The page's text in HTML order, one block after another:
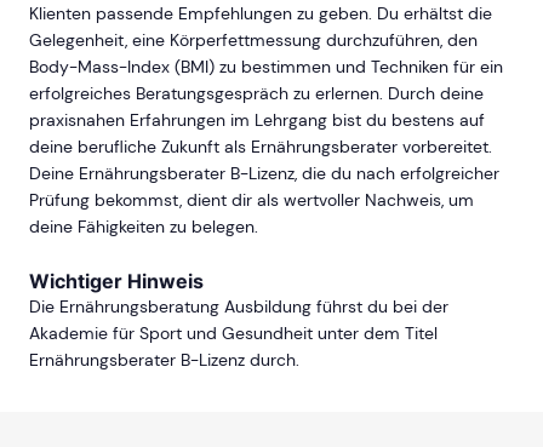
Klienten passende Empfehlungen zu geben. Du erhältst die
Gelegenheit, eine Körperfettmessung durchzuführen, den
Body-Mass-Index (BMI) zu bestimmen und Techniken für ein
erfolgreiches Beratungsgespräch zu erlernen. Durch deine
praxisnahen Erfahrungen im Lehrgang bist du bestens auf
deine berufliche Zukunft als Ernährungsberater vorbereitet.
Deine Ernährungsberater B-Lizenz, die du nach erfolgreicher
Prüfung bekommst, dient dir als wertvoller Nachweis, um
deine Fähigkeiten zu belegen.
Wichtiger Hinweis
Die Ernährungsberatung Ausbildung führst du bei der
Akademie für Sport und Gesundheit unter dem Titel
Ernährungsberater B-Lizenz durch.